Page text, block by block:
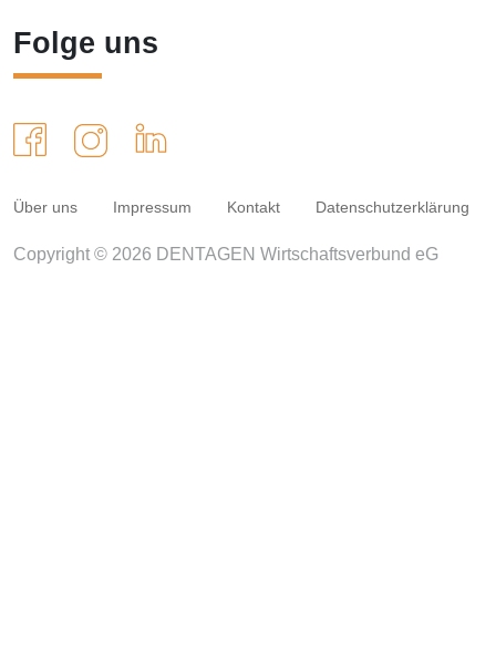
Folge uns
Über uns Impressum Kontakt Datenschutzerklärung
Copyright © 2026 DENTAGEN Wirtschaftsverbund eG